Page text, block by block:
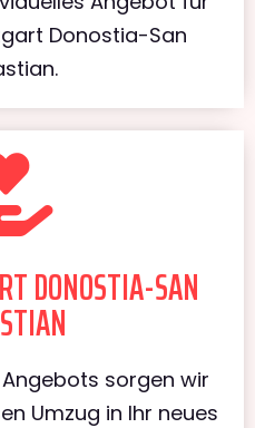
Donostia-San
DONOSTIA-SAN
sorgen wir
Umzug in Ihr neues